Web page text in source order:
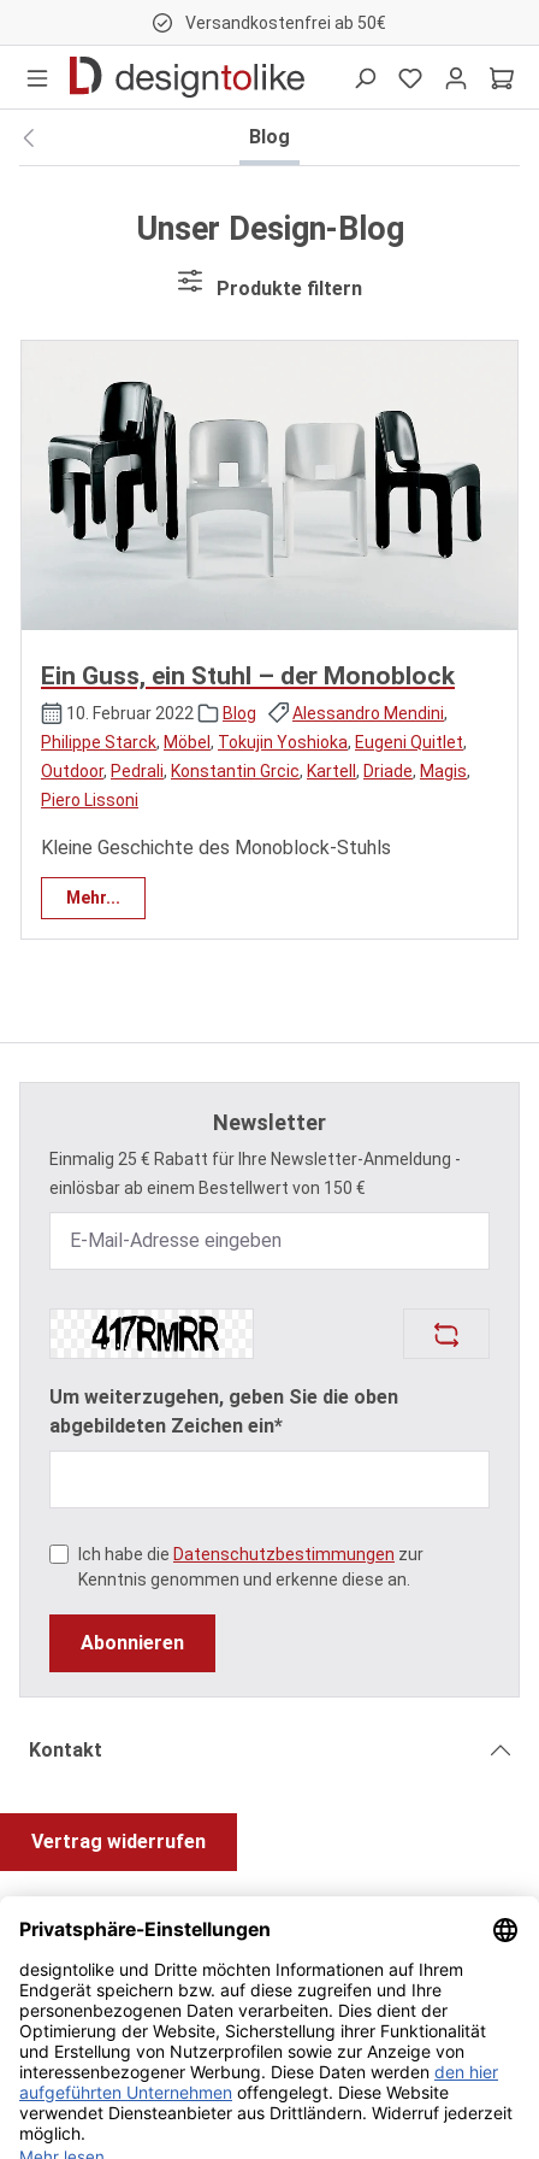
Versandkostenfrei ab 50€
Blog
Unser Design-Blog
Produkte filtern
Ein Guss, ein Stuhl – der Monoblock
10. Februar 2022 Blog Alessandro Mendini,
Philippe Starck, Möbel , Tokujin Yoshioka, Eugeni Quitlet,
Outdoor, Pedrali, Konstantin Grcic, Kartell , Driade, Magis,
Piero Lissoni
Kleine Geschichte des Monoblock-Stuhls
Mehr...
Newsletter
Einmalig 25 € Rabatt für Ihre Newsletter-Anmeldung -
einlösbar ab einem Bestellwert von 150 €
Um weiterzugehen, geben Sie die oben
abgebildeten Zeichen ein*
Ich habe die Datenschutzbestimmungen zur
Kenntnis genommen und erkenne diese an.
Abonnieren
Kontakt
Vertrag widerrufen
Information und Impressum
Zahlung & Versand